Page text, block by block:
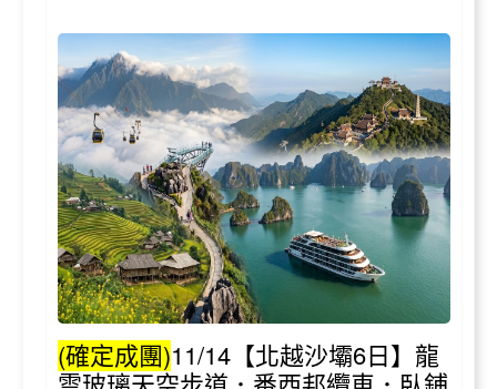
(確定成團)11/14【北越沙壩6日】龍